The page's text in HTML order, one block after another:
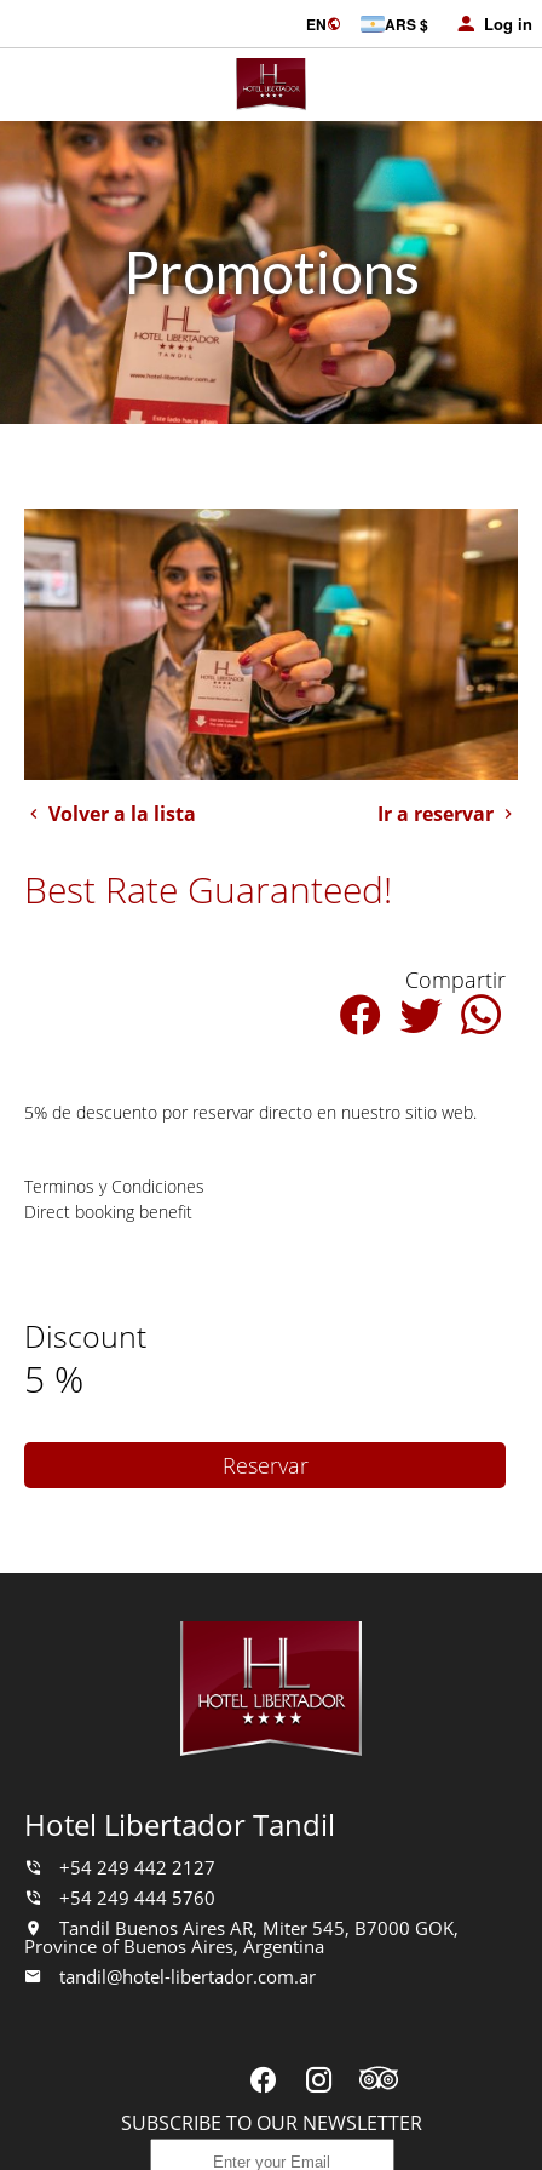
EN ARS $ Log in
Promotions
Volver a la lista Ir a reservar
Best Rate Guaranteed!
Compartir
5% de descuento por reservar directo en nuestro sitio web.
Terminos y Condiciones
Direct booking benefit
Discount
5 %
Reservar
Hotel Libertador Tandil
+54 249 442 2127
+54 249 444 5760
Tandil Buenos Aires AR, Miter 545, B7000 GOK,
Province of Buenos Aires, Argentina
tandil@hotel-libertador.com.ar
SUBSCRIBE TO OUR NEWSLETTER